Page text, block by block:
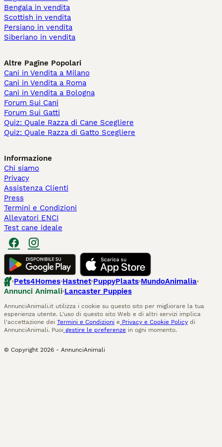
Bengala in vendita
Scottish in vendita
Persiano in vendita
Siberiano in vendita
Altre Pagine Popolari
Cani in Vendita a Milano
Cani in Vendita a Roma
Cani in Vendita a Bologna
Forum Sui Cani
Forum Sui Gatti
Quiz: Quale Razza di Cane Scegliere
Quiz: Quale Razza di Gatto Scegliere
Informazione
Chi siamo
Privacy
Assistenza Clienti
Press
Termini e Condizioni
Allevatori ENCI
Test cane ideale
Pets4Homes Hastnet PuppyPlaats MundoAnimalia
Annunci Animali Lancaster Puppies
AnnunciAnimali.it utilizza i cookie su questo sito per migliorare la tua
esperienza utente. L'uso di questo sito Web e di altri servizi implica
l'accettazione dei Termini e Condizioni e Privacy e Cookie Policy di
AnnunciAnimali. Puoi gestire le preferenze in ogni momento.
© Copyright 2026 - AnnunciAnimali